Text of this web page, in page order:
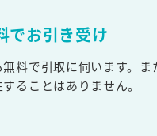
でお引き受け
料で引取に伺います。
ることはありません。